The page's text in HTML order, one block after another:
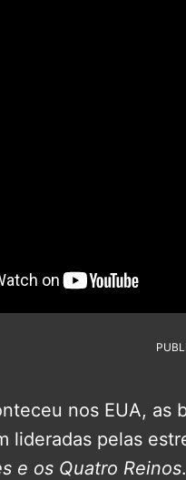
nos EUA, as
lideradas pelas
e os Quatro Reinos